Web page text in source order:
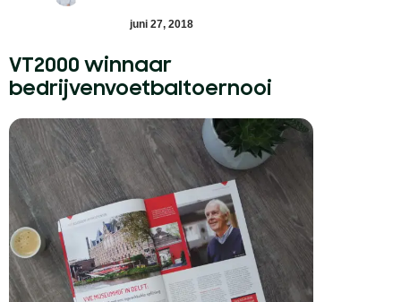
juni 27, 2018
VT2000 winnaar
bedrijvenvoetbaltoernooi